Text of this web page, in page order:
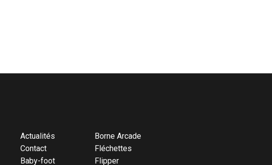
Actualités
Contact
Baby-foot
Borne Arcade
Fléchettes
Flipper